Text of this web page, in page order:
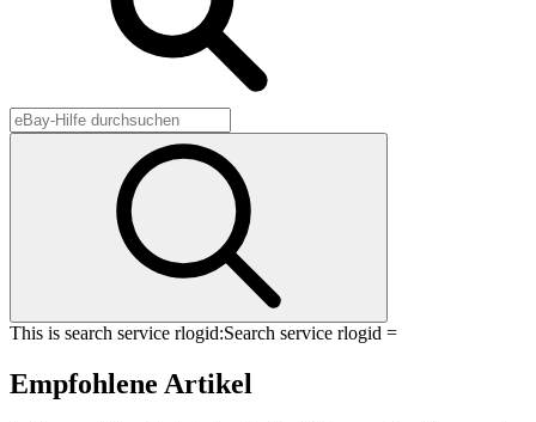
This is search service rlogid:Search service rlogid =
Empfohlene Artikel